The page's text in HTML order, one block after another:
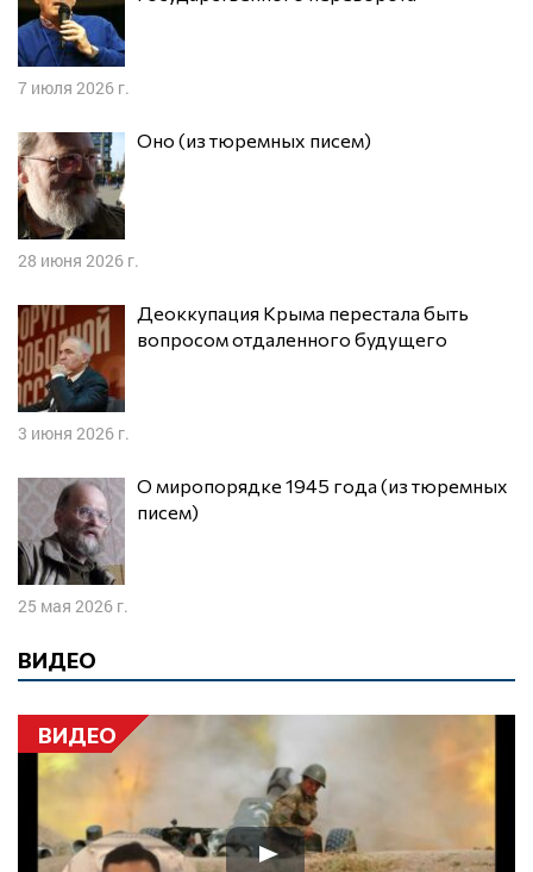
7 июля 2026 г.
Оно (из тюремных писем)
28 июня 2026 г.
Деоккупация Крыма перестала быть
вопросом отдаленного будущего
3 июня 2026 г.
О миропорядке 1945 года (из тюремных
писем)
25 мая 2026 г.
ВИДЕО
ВИДЕО